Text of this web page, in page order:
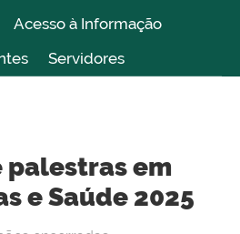
Acesso à Informação
Servidores
palestras em
e Saúde 2025